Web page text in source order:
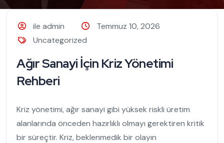
ile admin
Temmuz 10, 2026
Uncategorized
Ağır Sanayi İçin Kriz Yönetimi
Rehberi
Kriz yönetimi, ağır sanayi gibi yüksek riskli üretim
alanlarında önceden hazırlıklı olmayı gerektiren kritik
bir süreçtir. Kriz, beklenmedik bir olayın